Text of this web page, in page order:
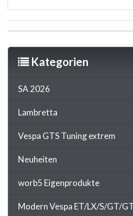
Kategorien
SA 2026
Lambretta
Vespa GTS Tuning extrem
Neuheiten
worb5 Eigenprodukte
Modern Vespa ET/LX/S/GT/